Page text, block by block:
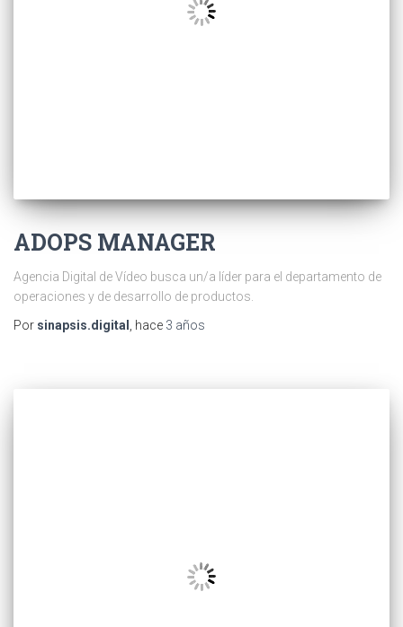
ADOPS MANAGER
Agencia Digital de Vídeo busca un/a líder para el departamento de
operaciones y de desarrollo de productos.
Por sinapsis.digital , hace 3 años